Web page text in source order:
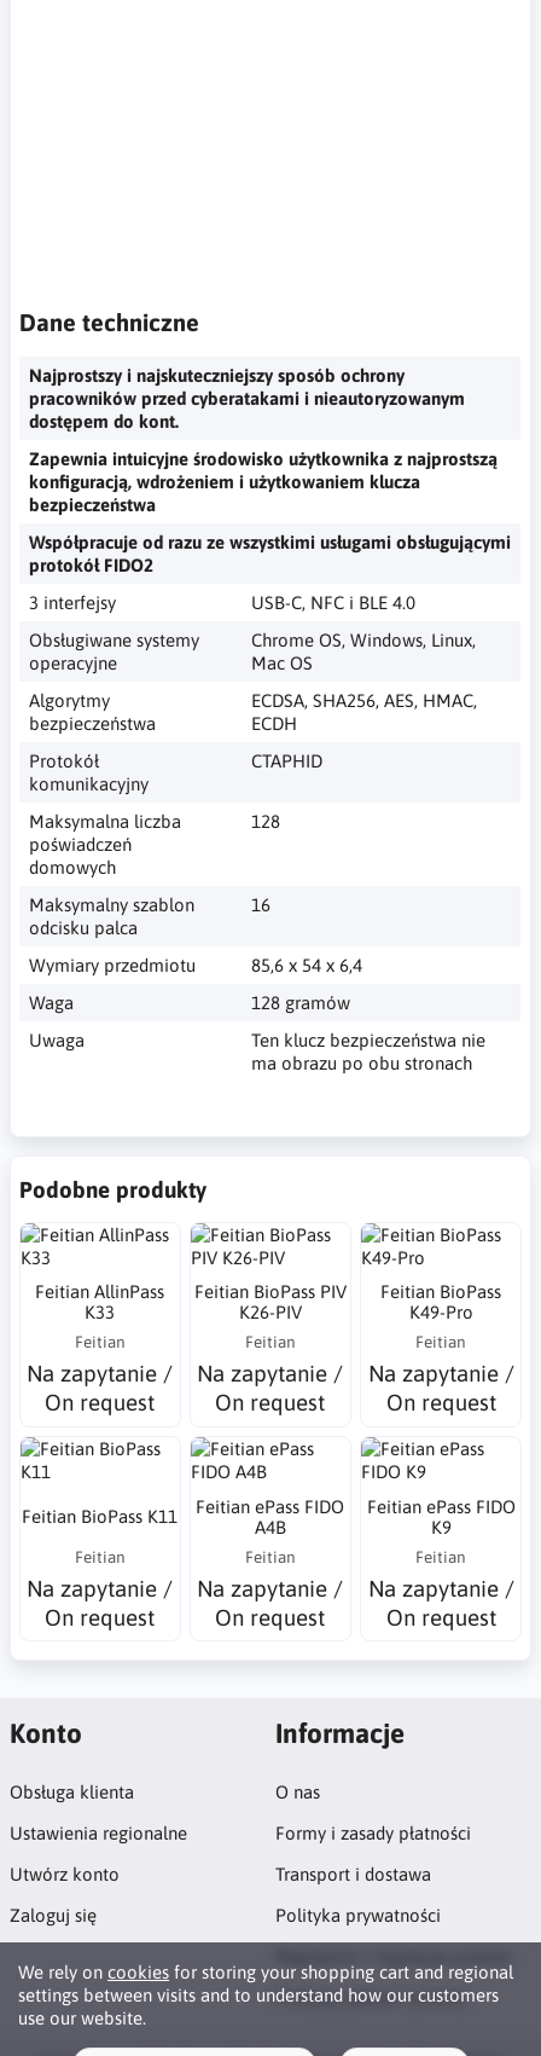
Dane techniczne
Najprostszy i najskuteczniejszy sposób ochrony
pracowników przed cyberatakami i nieautoryzowanym
dostępem do kont.
Zapewnia intuicyjne środowisko użytkownika z najprostszą
konfiguracją, wdrożeniem i użytkowaniem klucza
bezpieczeństwa
Współpracuje od razu ze wszystkimi usługami obsługującymi
protokół FIDO2
3 interfejsy
USB-C, NFC i BLE 4.0
Obsługiwane systemy
operacyjne
Chrome OS, Windows, Linux,
Mac OS
Algorytmy
bezpieczeństwa
ECDSA, SHA256, AES, HMAC,
ECDH
Protokół
komunikacyjny
CTAPHID
Maksymalna liczba
poświadczeń
domowych
128
Maksymalny szablon
odcisku palca
16
Wymiary przedmiotu
85,6 x 54 x 6,4
Waga
128 gramów
Uwaga
Ten klucz bezpieczeństwa nie
ma obrazu po obu stronach
Podobne produkty
Feitian AllinPass
K33
Feitian
Na zapytanie /
On request
Feitian BioPass PIV
K26-PIV
Feitian
Na zapytanie /
On request
Feitian BioPass
K49-Pro
Feitian
Na zapytanie /
On request
Feitian BioPass K11
Feitian
Na zapytanie /
On request
Feitian ePass FIDO
A4B
Feitian
Na zapytanie /
On request
Feitian ePass FIDO
K9
Feitian
Na zapytanie /
On request
We rely on cookies for storing your shopping cart and regional
settings between visits and to understand how our customers
use our website.
Konto
Obsługa klienta
Ustawienia regionalne
Utwórz konto
Zaloguj się
Informacje
O nas
Formy i zasady płatności
Transport i dostawa
Polityka prywatności
Polityka plików cookies